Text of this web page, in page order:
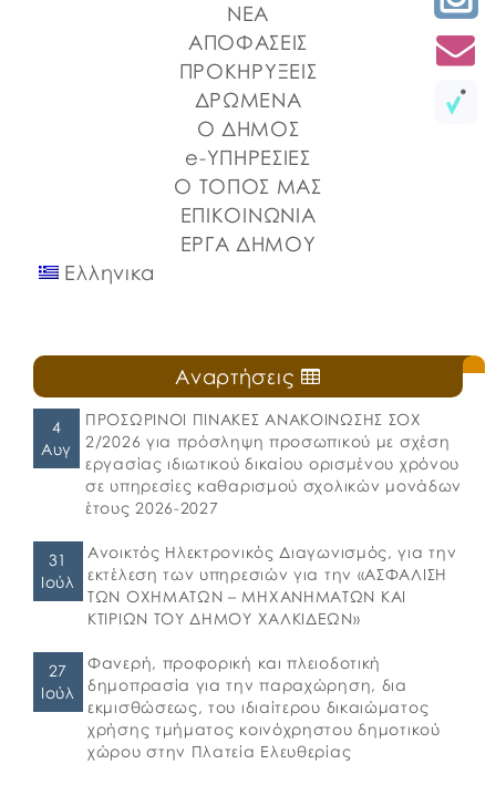
ΝΕΑ
ΑΠΟΦΑΣΕΙΣ
ΠΡΟΚΗΡΥΞΕΙΣ
ΔΡΩΜΕΝΑ
Ο ΔΗΜΟΣ
e-ΥΠΗΡΕΣΙΕΣ
Ο ΤΟΠΟΣ ΜΑΣ
ΕΠΙΚΟΙΝΩΝΙΑ
ΕΡΓΑ ΔΗΜΟΥ
Ελληνικα
Αναρτήσεις
4
Αυγ
ΠΡΟΣΩΡΙΝΟΙ ΠΙΝΑΚΕΣ ΑΝΑΚΟΙΝΩΣΗΣ ΣΟΧ
2/2026 για πρόσληψη προσωπικού με σχέση
εργασίας ιδιωτικού δικαίου ορισμένου χρόνου
σε υπηρεσίες καθαρισμού σχολικών μονάδων
έτους 2026-2027
31
Ιούλ
Ανοικτός Ηλεκτρονικός Διαγωνισμός, για την
εκτέλεση των υπηρεσιών για την «ΑΣΦΑΛΙΣΗ
ΤΩΝ ΟΧΗΜΑΤΩΝ – ΜΗΧΑΝΗΜΑΤΩΝ ΚΑΙ
ΚΤΙΡΙΩΝ ΤΟΥ ΔΗΜΟΥ ΧΑΛΚΙΔΕΩΝ»
27
Ιούλ
Φανερή, προφορική και πλειοδοτική
δημοπρασία για την παραχώρηση, δια
εκμισθώσεως, του ιδιαίτερου δικαιώματος
χρήσης τμήματος κοινόχρηστου δημοτικού
χώρου στην Πλατεία Ελευθερίας